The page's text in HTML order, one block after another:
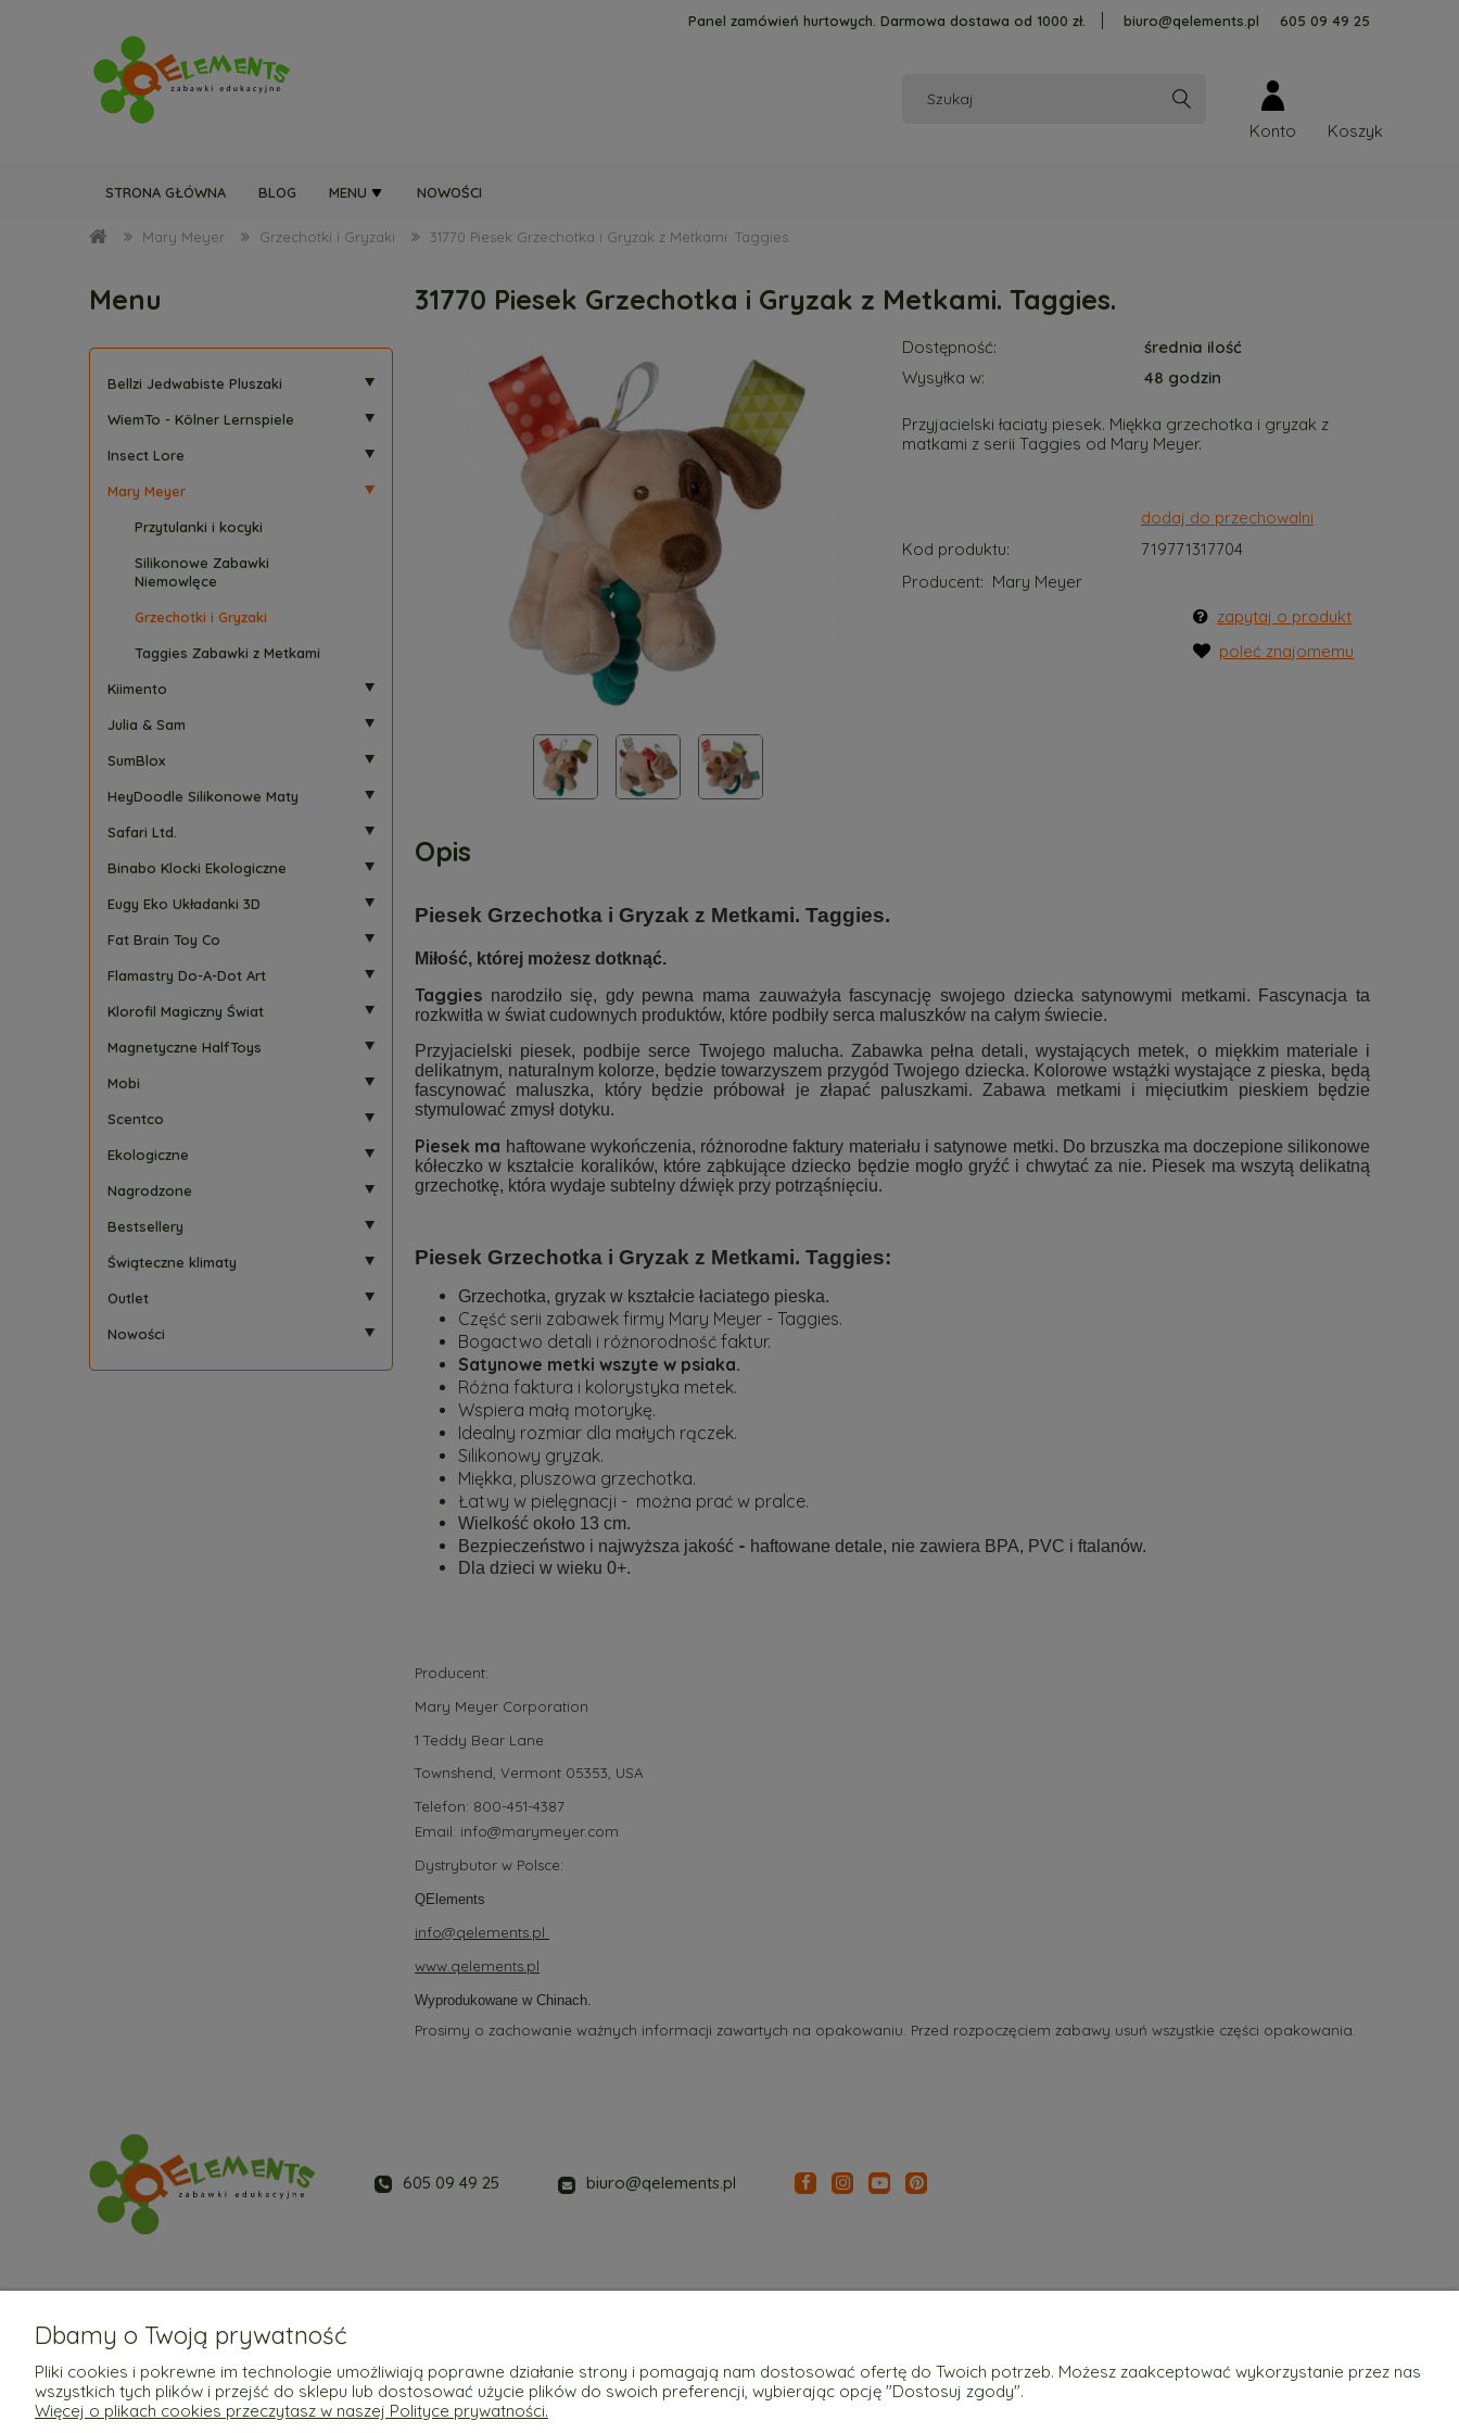
Panel zamówień hurtowych. Darmowa dostawa od 1000 zł. biuro@qelements.pl 605 09 49 25
Konto
STRONA GŁÓWNA BLOG MENU NOWOŚCI
Mary Meyer Grzechotki i Gryzaki 31770 Piesek Grzechotka i Gryzak z Metkami. Taggies.
Menu
Bellzi Jedwabiste Pluszaki
WiemTo - Kölner Lernspiele
Insect Lore
Mary Meyer
Przytulanki i kocyki
Silikonowe Zabawki
Niemowlęce
Grzechotki i Gryzaki
Taggies Zabawki z Metkami
Kiimento
Julia & Sam
SumBlox
HeyDoodle Silikonowe Maty
Safari Ltd.
Binabo Klocki Ekologiczne
Eugy Eko Układanki 3D
Fat Brain Toy Co
Flamastry Do-A-Dot Art
Klorofil Magiczny Świat
Magnetyczne HalfToys
Mobi
Scentco
Ekologiczne
Nagrodzone
Bestsellery
Świąteczne klimaty
Outlet
Nowości
31770 Piesek Grzechotka i Gryzak z Metkami. Taggies.
Dostępność:
średnia ilość
Wysyłka w:
48 godzin
Przyjacielski łaciaty piesek. Miękka grzechotka i gryzak z
matkami z serii Taggies od Mary Meyer.
dodaj do przechowalni
Kod produktu:
719771317704
Producent: Mary Meyer
zapytaj o produkt
poleć znajomemu
Opis
Piesek Grzechotka i Gryzak z Metkami. Taggies.
Miłość, której możesz dotknąć.
Taggies narodziło się, gdy pewna mama zauważyła fascynację swojego dziecka satynowymi metkami. Fascynacja ta
rozkwitła w świat cudownych produktów, które podbiły serca maluszków na całym świecie.
Przyjacielski piesek, podbije serce Twojego malucha. Zabawka pełna detali, wystających metek, o miękkim materiale i
delikatnym, naturalnym kolorze, będzie towarzyszem przygód Twojego dziecka. Kolorowe wstążki wystające z pieska, będą
fascynować maluszka, który będzie próbował je złapać paluszkami. Zabawa metkami i mięciutkim pieskiem będzie
stymulować zmysł dotyku.
Piesek ma haftowane wykończenia, różnorodne faktury materiału i satynowe metki. Do brzuszka ma doczepione silikonowe
kółeczko w kształcie koralików, które ząbkujące dziecko będzie mogło gryźć i chwytać za nie. Piesek ma wszytą delikatną
grzechotkę, która wydaje subtelny dźwięk przy potrząśnięciu.
Piesek Grzechotka i Gryzak z Metkami. Taggies:
Grzechotka, gryzak w kształcie łaciatego pieska.
Część serii zabawek firmy Mary Meyer - Taggies.
Bogactwo detali i różnorodność faktur.
Satynowe metki wszyte w psiaka.
Różna faktura i kolorystyka metek.
Wspiera małą motorykę.
Idealny rozmiar dla małych rączek.
Silikonowy gryzak.
Miękka, pluszowa grzechotka.
Łatwy w pielęgnacji - można prać w pralce.
Wielkość około 13 cm.
Bezpieczeństwo i najwyższa jakość - haftowane detale, nie zawiera BPA, PVC i ftalanów.
Dla dzieci w wieku 0+.
Producent:
Mary Meyer Corporation
1 Teddy Bear Lane
Townshend, Vermont 05353, USA
Telefon: 800-451-4387
Email: info@marymeyer.com
Dystrybutor w Polsce:
QElements
info@qelements.pl
www.qelements.pl
Wyprodukowane w Chinach.
Prosimy o zachowanie ważnych informacji zawartych na opakowaniu. Przed rozpoczęciem zabawy usuń wszystkie części opakowania.
Pomoc
Regulaminy
Moje konto
Twoje zamówienia
Płatności i dostawa
Formy płatności
Informacje
Polityka prywatności
O nas
605 09 49 25 biuro@qelements.pl
Dbamy o Twoją prywatność
Pliki cookies i pokrewne im technologie umożliwiają poprawne działanie strony i pomagają nam dostosować ofertę do Twoich potrzeb. Możesz zaakceptować wykorzystanie przez nas
wszystkich tych plików i przejść do sklepu lub dostosować użycie plików do swoich preferencji, wybierając opcję "Dostosuj zgody".
Więcej o plikach cookies przeczytasz w naszej Polityce prywatności.